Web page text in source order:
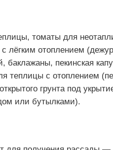
томаты для
лёгким отоплением
баклажаны, пекинская
теплицы с отоплением
грунта под
или бутылками).